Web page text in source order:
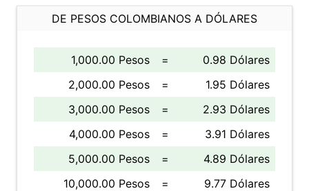
DE PESOS COLOMBIANOS A DÓLARES
1,000.00 Pesos =
0.98 Dólares
2,000.00 Pesos
=
1.95 Dólares
3,000.00 Pesos
=
2.93 Dólares
4,000.00 Pesos
=
3.91 Dólares
5,000.00 Pesos
=
4.89 Dólares
10,000.00 Pesos
=
9.77 Dólares